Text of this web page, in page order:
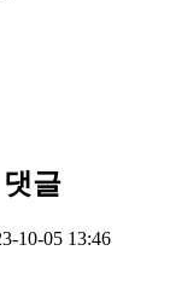
글
10-05 13:46